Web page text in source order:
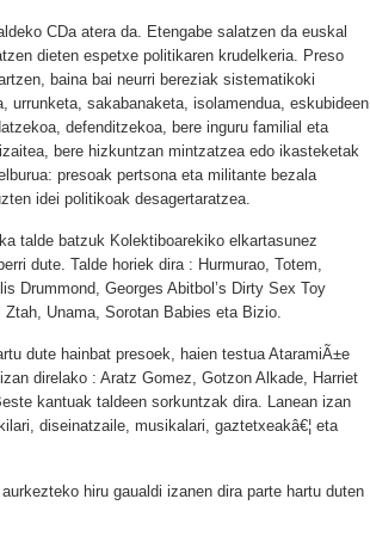
CDa atera da. Etengabe salatzen da euskal
dieten espetxe politikaren krudelkeria. Preso
baina bai neurri bereziak sistematikoki
urrunketa, sakabanaketa, isolamendua, eskubideen
defenditzekoa, bere inguru familial eta
bere hizkuntzan mintzatzea edo ikasteketak
presoak pertsona eta militante bezala
idei politikoak desagertaratzea.
talde batzuk Kolektiboarekiko elkartasunez
dute. Talde horiek dira : Hurmurao, Totem,
Drummond, Georges Abitbol’s Dirty Sex Toy
Unama, Sorotan Babies eta Bizio.
dute hainbat presoek, haien testua AtaramiÃ±e
direlako : Aratz Gomez, Gotzon Alkade, Harriet
kantuak taldeen sorkuntzak dira. Lanean izan
diseinatzaile, musikalari, gaztetxeakâ€¦ eta
hiru gaualdi izanen dira parte hartu duten